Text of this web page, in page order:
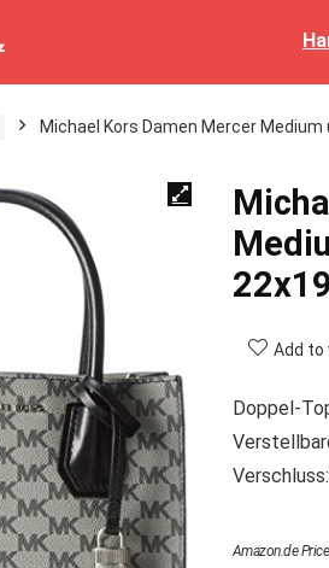
Michael Kors Damen Mercer
Add to
Doppel-
Amazon.de